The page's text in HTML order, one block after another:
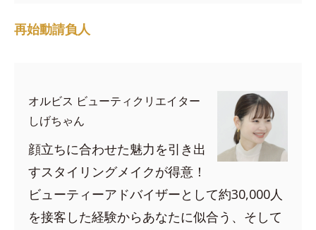
再始動請負人
オルビス ビューティクリエイター
しげちゃん
顔立ちに合わせた魅力を引き出
すスタイリングメイクが得意！
ビューティーアドバイザーとして約30,000人
を接客した経験からあなたに似合う、そして